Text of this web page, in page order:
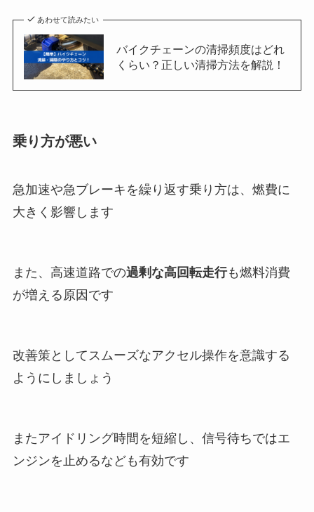
あわせて読みたい
バイクチェーンの清掃頻度はどれ
くらい？正しい清掃方法を解説！
乗り方が悪い
急加速や急ブレーキを繰り返す乗り方は、燃費に
大きく影響します
また、高速道路での過剰な高回転走行も燃料消費
が増える原因です
改善策としてスムーズなアクセル操作を意識する
ようにしましょう
またアイドリング時間を短縮し、信号待ちではエ
ンジンを止めるなども有効です